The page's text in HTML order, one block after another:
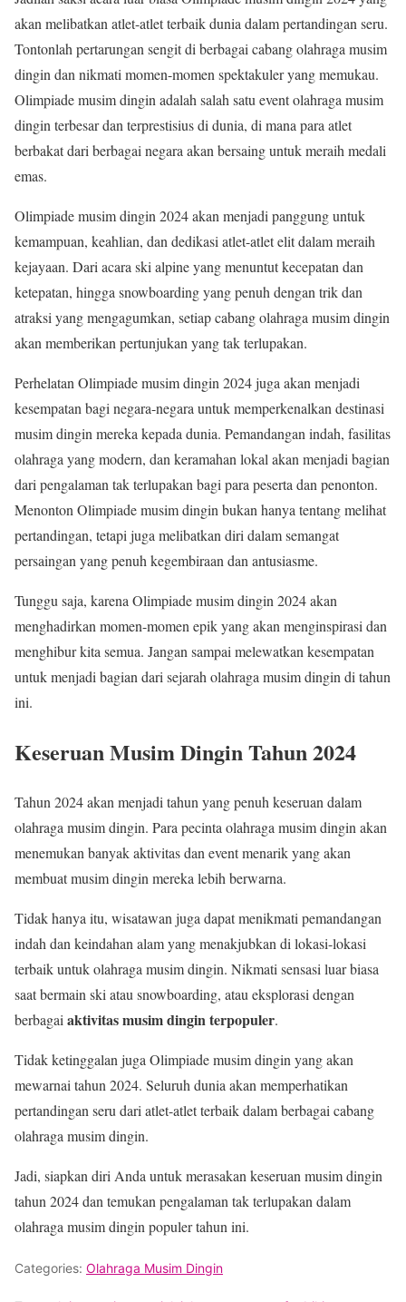
akan melibatkan atlet-atlet terbaik dunia dalam pertandingan seru.
Tontonlah pertarungan sengit di berbagai cabang olahraga musim
dingin dan nikmati momen-momen spektakuler yang memukau.
Olimpiade musim dingin adalah salah satu event olahraga musim
dingin terbesar dan terprestisius di dunia, di mana para atlet
berbakat dari berbagai negara akan bersaing untuk meraih medali
emas.
Olimpiade musim dingin 2024 akan menjadi panggung untuk
kemampuan, keahlian, dan dedikasi atlet-atlet elit dalam meraih
kejayaan. Dari acara ski alpine yang menuntut kecepatan dan
ketepatan, hingga snowboarding yang penuh dengan trik dan
atraksi yang mengagumkan, setiap cabang olahraga musim dingin
akan memberikan pertunjukan yang tak terlupakan.
Perhelatan Olimpiade musim dingin 2024 juga akan menjadi
kesempatan bagi negara-negara untuk memperkenalkan destinasi
musim dingin mereka kepada dunia. Pemandangan indah, fasilitas
olahraga yang modern, dan keramahan lokal akan menjadi bagian
dari pengalaman tak terlupakan bagi para peserta dan penonton.
Menonton Olimpiade musim dingin bukan hanya tentang melihat
pertandingan, tetapi juga melibatkan diri dalam semangat
persaingan yang penuh kegembiraan dan antusiasme.
Tunggu saja, karena Olimpiade musim dingin 2024 akan
menghadirkan momen-momen epik yang akan menginspirasi dan
menghibur kita semua. Jangan sampai melewatkan kesempatan
untuk menjadi bagian dari sejarah olahraga musim dingin di tahun
ini.
Keseruan Musim Dingin Tahun 2024
Tahun 2024 akan menjadi tahun yang penuh keseruan dalam
olahraga musim dingin. Para pecinta olahraga musim dingin akan
menemukan banyak aktivitas dan event menarik yang akan
membuat musim dingin mereka lebih berwarna.
Tidak hanya itu, wisatawan juga dapat menikmati pemandangan
indah dan keindahan alam yang menakjubkan di lokasi-lokasi
terbaik untuk olahraga musim dingin. Nikmati sensasi luar biasa
saat bermain ski atau snowboarding, atau eksplorasi dengan
berbagai aktivitas musim dingin terpopuler.
Tidak ketinggalan juga Olimpiade musim dingin yang akan
mewarnai tahun 2024. Seluruh dunia akan memperhatikan
pertandingan seru dari atlet-atlet terbaik dalam berbagai cabang
olahraga musim dingin.
Jadi, siapkan diri Anda untuk merasakan keseruan musim dingin
tahun 2024 dan temukan pengalaman tak terlupakan dalam
olahraga musim dingin populer tahun ini.
Categories: Olahraga Musim Dingin